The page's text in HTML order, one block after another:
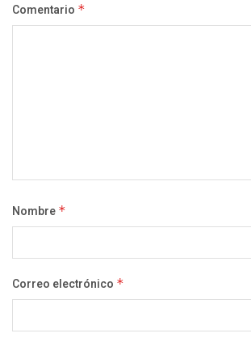
Comentario *
Nombre *
Correo electrónico *